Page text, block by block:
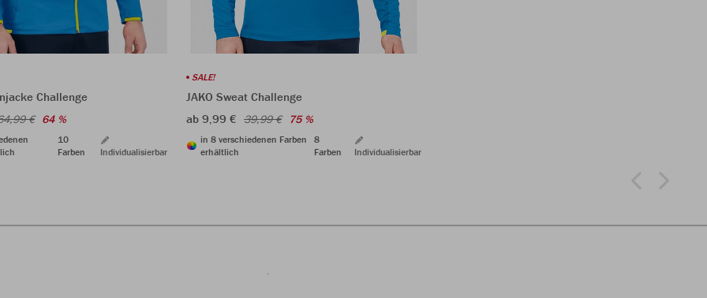
Challenge
€ 64 %
10
Farben
Individualisierbar
SALE!
JAKO Sweat Challenge
ab 9,99 € 39,99 € 75 %
in 8 verschiedenen Farben
erhältlich
8
Farben
Individualisierbar